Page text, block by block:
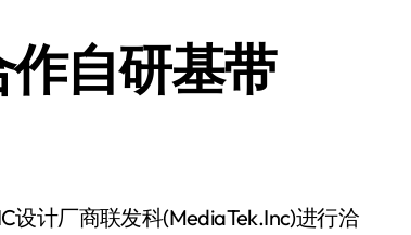
自研基带